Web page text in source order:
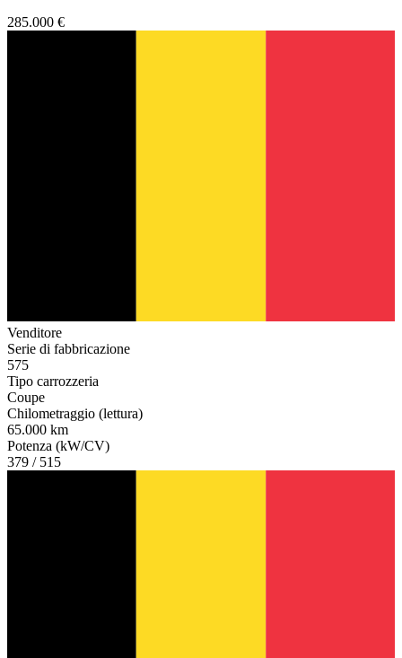
285.000 €
Venditore
Serie di fabbricazione
575
Tipo carrozzeria
Coupe
Chilometraggio (lettura)
65.000 km
Potenza (kW/CV)
379 / 515